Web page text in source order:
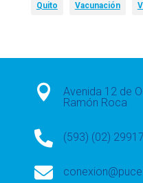
Quito Vacunación

Avenida 12 de
Ramón Roca
 (593) (02)
